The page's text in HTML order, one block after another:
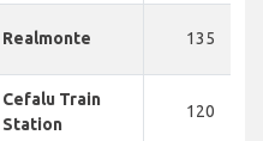
Realmonte 135
Cefalu Train
Station
120